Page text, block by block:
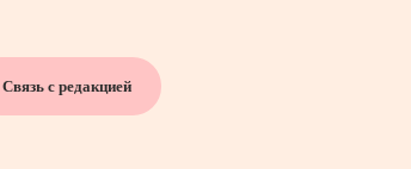
Связь с редакцией